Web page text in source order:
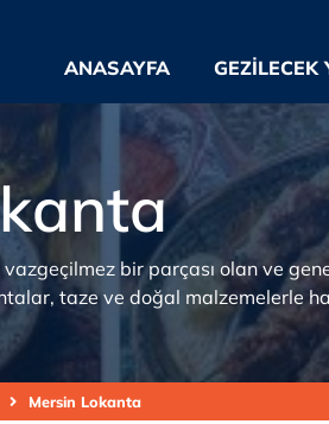
ANASAYFA GEZILECEK
Mersin Lokanta
vazgeçilmez bir parçası olan ve
taze ve doğal malzemelerle